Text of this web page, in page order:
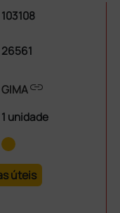
103108
26561
GIMAlink
1 unidade
úteis